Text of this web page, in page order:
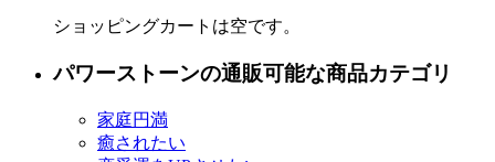
ショッピングカートは空です。
パワーストーンの通販可能な商品カテゴリ
家庭円満
癒されたい